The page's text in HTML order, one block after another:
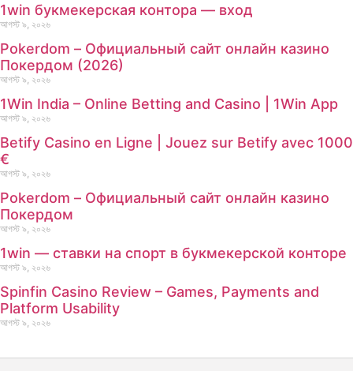
1win букмекерская контора — вход
আগস্ট ৯, ২০২৬
Pokerdom – Официальный сайт онлайн казино
Покердом (2026)
আগস্ট ৯, ২০২৬
1Win India – Online Betting and Casino | 1Win App
আগস্ট ৯, ২০২৬
Betify Casino en Ligne | Jouez sur Betify avec 1000
€
আগস্ট ৯, ২০২৬
Pokerdom – Официальный сайт онлайн казино
Покердом
আগস্ট ৯, ২০২৬
1win — ставки на спорт в букмекерской конторе
আগস্ট ৯, ২০২৬
Spinfin Casino Review – Games, Payments and
Platform Usability
আগস্ট ৯, ২০২৬